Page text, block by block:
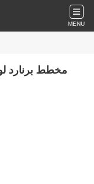
MENU
مخطط برنارد